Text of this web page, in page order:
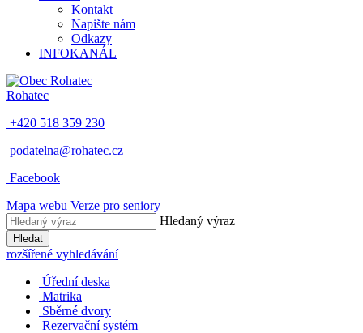
Kontakt
Napište nám
Odkazy
INFOKANÁL
Rohatec
+420 518 359 230
podatelna@rohatec.cz
Facebook
Mapa webu Verze pro seniory
Hledaný výraz
Hledat
rozšířené vyhledávání
Úřední deska
Matrika
Sběrné dvory
Rezervační systém